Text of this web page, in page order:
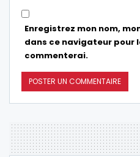
Enregistrez mon nom,
dans ce navigateur pour
commenterai.